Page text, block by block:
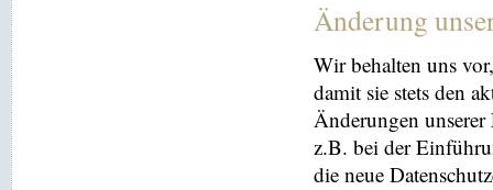
Änderung
Wir behalten uns
damit sie stets den
Änderungen
z.B. bei der
die neue